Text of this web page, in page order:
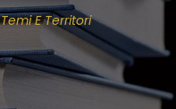
Temi E Territori